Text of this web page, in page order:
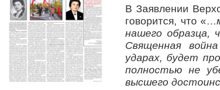
В Заявлении
говорится, что «…
нашего образца,
Священная
ударах, будет
полностью не
высшего